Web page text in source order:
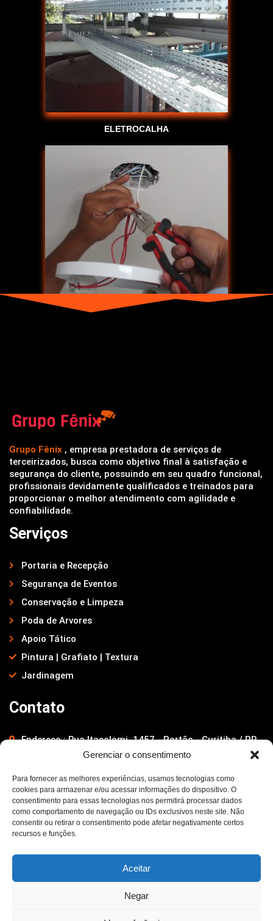
Gerenciar o consentimento
Para fornecer as melhores experiências, usamos tecnologias como
cookies para armazenar e/ou acessar informações do dispositivo. O
consentimento para essas tecnologias nos permitirá processar dados
como comportamento de navegação ou IDs exclusivos neste site. Não
consentir ou retirar o consentimento pode afetar negativamente certos
recursos e funções.
Aceitar
Negar
ELETROCALHA
INSTALAÇÃO DE LUMINÁRIAS
Grupo Fênix , empresa prestadora de serviços de
terceirizados, busca como objetivo final à satisfação e
segurança do cliente, possuindo em seu quadro funcional,
profissionais devidamente qualificados e treinados para
proporcionar o melhor atendimento com agilidade e
confiabilidade.
Serviços
Portaria e Recepção
Segurança de Eventos
Conservação e Limpeza
Poda de Arvores
Apoio Tático
Pintura | Grafiato | Textura
Jardinagem
Contato
Endereço : Rua Itacolomi, 1457 - Portão - Curitiba / PR
Telefones : (41) 4103-0022 | 9 9929-2185
Email :contato@gpfenix.com.br
Horário de Atendimento : Seg a Sex. : 08:00 - 19:00
Preciso Informações?